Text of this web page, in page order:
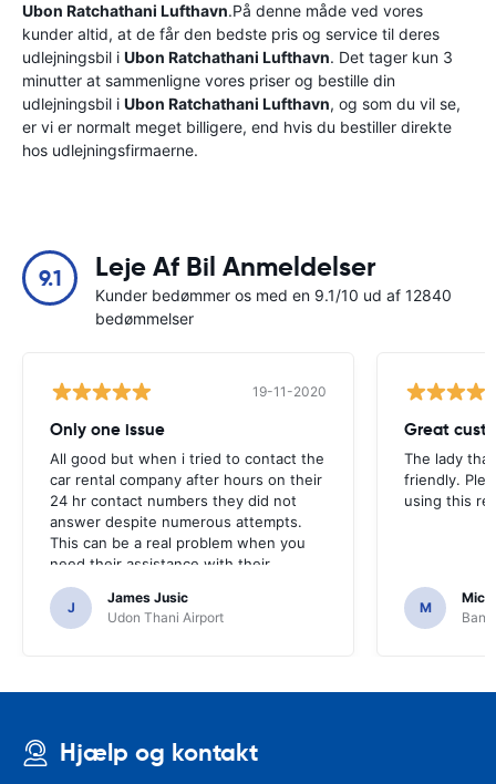
Ubon Ratchathani Lufthavn.På denne måde ved vores
kunder altid, at de får den bedste pris og service til deres
udlejningsbil i Ubon Ratchathani Lufthavn. Det tager kun 3
minutter at sammenligne vores priser og bestille din
udlejningsbil i Ubon Ratchathani Lufthavn, og som du vil se,
er vi er normalt meget billigere, end hvis du bestiller direkte
hos udlejningsfirmaerne.
9.1 Leje Af Bil Anmeldelser
Kunder bedømmer os med en 9.1/10 ud af 12840
bedømmelser
19-11-2020
Only one issue
All good but when i tried to contact the
car rental company after hours on their
24 hr contact numbers they did not
answer despite numerous attempts.
This can be a real problem when you
need their assistance with their
services or car.
J
James Jusic
Udon Thani Airport
Great
The lady
friendly.
using this
M
Hjælp og kontakt